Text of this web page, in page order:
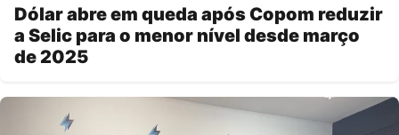
Dólar abre em queda após Copom reduzir
a Selic para o menor nível desde março
de 2025